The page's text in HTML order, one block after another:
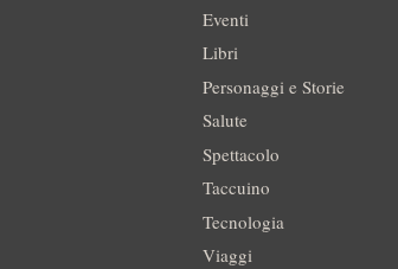
Eventi
Libri
Personaggi e Storie
Salute
Spettacolo
Taccuino
Tecnologia
Viaggi